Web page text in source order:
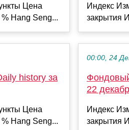
Цена
Hang Seng...
history за
Цена
Hang Seng...
Индекс
закрытия
00:00, 24
22
Индекс
закрытия